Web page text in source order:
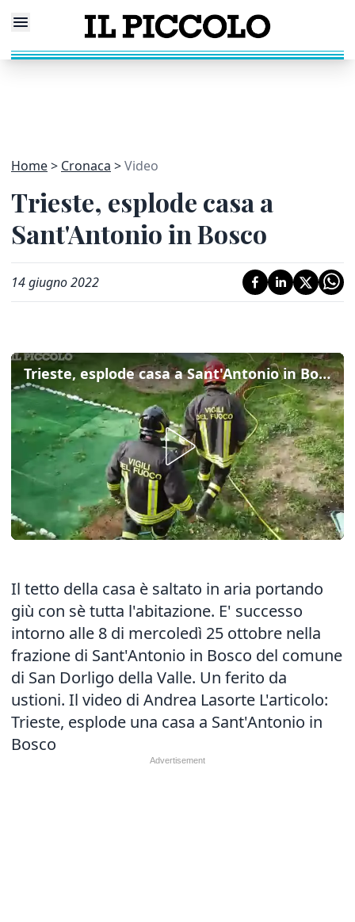
Home Cronaca Video
Trieste, esplode casa a
Sant'Antonio in Bosco
14 giugno 2022
Trieste, esplode casa a Sant'Antonio in Bosco
Il tetto della casa è saltato in aria portando
giù con sè tutta l'abitazione. E' successo
intorno alle 8 di mercoledì 25 ottobre nella
frazione di Sant'Antonio in Bosco del comune
di San Dorligo della Valle. Un ferito da
ustioni. Il video di Andrea Lasorte L'articolo:
Trieste, esplode una casa a Sant'Antonio in
Bosco